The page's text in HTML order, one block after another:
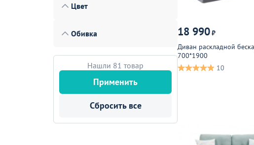
Комнаты
18 990₽
Диван раскладной
700*1900
10
Цвет
Обивка
Нашли 81 товар
Применить
Сбросить все